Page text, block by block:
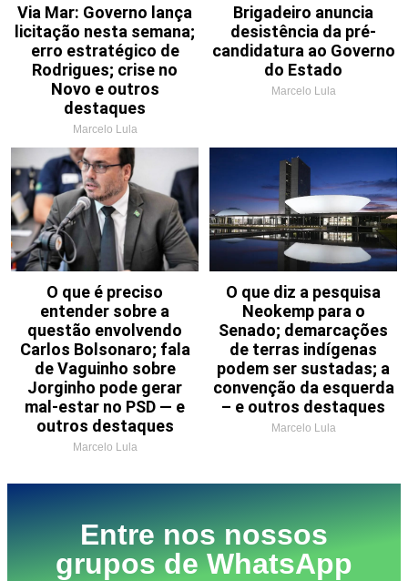
Via Mar: Governo lança
licitação nesta semana;
erro estratégico de
Rodrigues; crise no
Novo e outros
destaques
Marcelo Lula
Brigadeiro anuncia
desistência da pré-
candidatura ao Governo
do Estado
Marcelo Lula
O que é preciso
entender sobre a
questão envolvendo
Carlos Bolsonaro; fala
de Vaguinho sobre
Jorginho pode gerar
mal-estar no PSD — e
outros destaques
Marcelo Lula
O que diz a pesquisa
Neokemp para o
Senado; demarcações
de terras indígenas
podem ser sustadas; a
convenção da esquerda
– e outros destaques
Marcelo Lula
Entre nos nossos
grupos de WhatsApp